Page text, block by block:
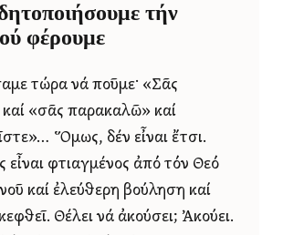
τήν
φέρουμε
τώρα νά ποῦμε· «Σᾶς
«σᾶς παρακαλῶ» καί
Ὅμως, δέν εἶναι ἔτσι.
εἶναι φτιαγμένος ἀπό τόν Θεό
νοῦ καί ἐλεύθερη βούληση καί
Θέλει νά ἀκούσει; Ἀκούει.